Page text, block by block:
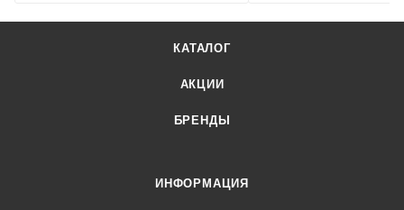
КАТАЛОГ
АКЦИИ
БРЕНДЫ
ИНФОРМАЦИЯ